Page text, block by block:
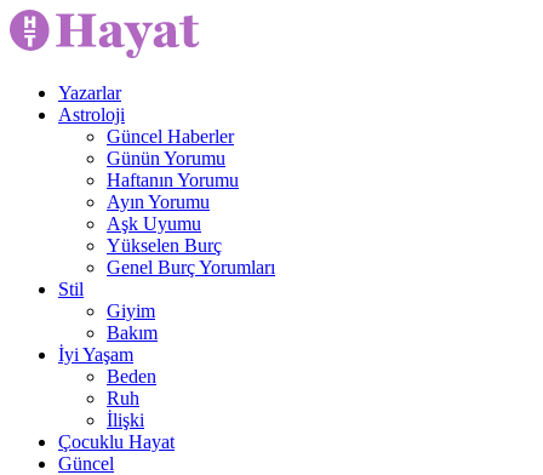
Yazarlar
Astroloji
Güncel Haberler
Günün Yorumu
Haftanın Yorumu
Ayın Yorumu
Aşk Uyumu
Yükselen Burç
Genel Burç Yorumları
Stil
Giyim
Bakım
İyi Yaşam
Beden
Ruh
İlişki
Çocuklu Hayat
Güncel